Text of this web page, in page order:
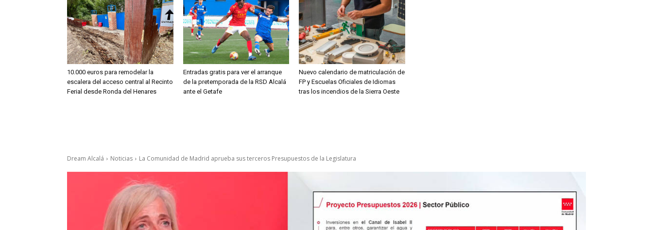
10.000 euros para remodelar la
escalera del acceso central al Recinto
Ferial desde Ronda del Henares
Entradas gratis para ver el arranque
de la pretemporada de la RSD Alcalá
ante el Getafe
Nuevo calendario de matriculación de
FP y Escuelas Oficiales de Idiomas
tras los incendios de la Sierra Oeste